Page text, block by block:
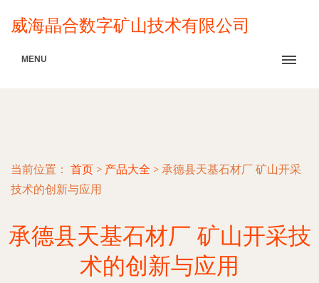
威海晶合数字矿山技术有限公司
MENU
当前位置： 首页 > 产品大全 > 承德县天基石材厂 矿山开采
技术的创新与应用
承德县天基石材厂 矿山开采技
术的创新与应用